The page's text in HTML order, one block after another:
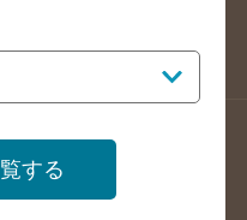
検索
情報更新方法のご案内
グイン
する